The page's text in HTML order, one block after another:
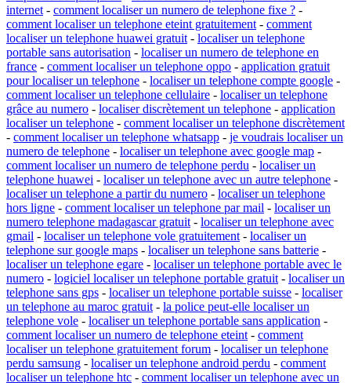
internet - comment localiser un numero de telephone fixe ? -
comment localiser un telephone eteint gratuitement - comment
localiser un telephone huawei gratuit - localiser un telephone
portable sans autorisation - localiser un numero de telephone en
france - comment localiser un telephone oppo - application gratuit
pour localiser un telephone - localiser un telephone compte google -
comment localiser un telephone cellulaire - localiser un telephone
grâce au numero - localiser discrètement un telephone - application
localiser un telephone - comment localiser un telephone discrètement
- comment localiser un telephone whatsapp - je voudrais localiser un
numero de telephone - localiser un telephone avec google map -
comment localiser un numero de telephone perdu - localiser un
telephone huawei - localiser un telephone avec un autre telephone -
localiser un telephone a partir du numero - localiser un telephone
hors ligne - comment localiser un telephone par mail - localiser un
numero telephone madagascar gratuit - localiser un telephone avec
gmail - localiser un telephone vole gratuitement - localiser un
telephone sur google maps - localiser un telephone sans batterie -
localiser un telephone egare - localiser un telephone portable avec le
numero - logiciel localiser un telephone portable gratuit - localiser un
telephone sans gps - localiser un telephone portable suisse - localiser
un telephone au maroc gratuit - la police peut-elle localiser un
telephone vole - localiser un telephone portable sans application -
comment localiser un numero de telephone eteint - comment
localiser un telephone gratuitement forum - localiser un telephone
perdu samsung - localiser un telephone android perdu - comment
localiser un telephone htc - comment localiser un telephone avec un